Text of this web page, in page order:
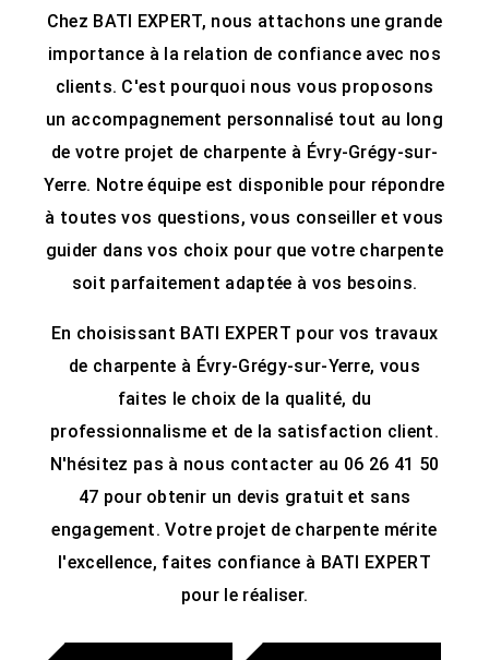
Chez BATI EXPERT, nous attachons une grande
importance à la relation de confiance avec nos
clients. C'est pourquoi nous vous proposons
un accompagnement personnalisé tout au long
de votre projet de charpente à Évry-Grégy-sur-
Yerre. Notre équipe est disponible pour répondre
à toutes vos questions, vous conseiller et vous
guider dans vos choix pour que votre charpente
soit parfaitement adaptée à vos besoins.
En choisissant BATI EXPERT pour vos travaux
de charpente à Évry-Grégy-sur-Yerre, vous
faites le choix de la qualité, du
professionnalisme et de la satisfaction client.
N'hésitez pas à nous contacter au 06 26 41 50
47 pour obtenir un devis gratuit et sans
engagement. Votre projet de charpente mérite
l'excellence, faites confiance à BATI EXPERT
pour le réaliser.